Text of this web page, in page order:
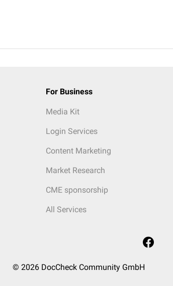
For Business
Media Kit
Login Services
Content Marketing
Market Research
CME sponsorship
All Services
© 2026 DocCheck Community GmbH